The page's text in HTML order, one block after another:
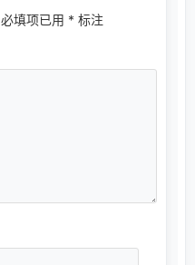
必填项已用 * 标注